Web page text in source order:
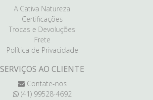
A Cativa Natureza
Certificações
Trocas e Devoluções
Frete
Política de Privacidade
SERVIÇOS AO CLIENTE
Contate-nos
(41) 99528-4692